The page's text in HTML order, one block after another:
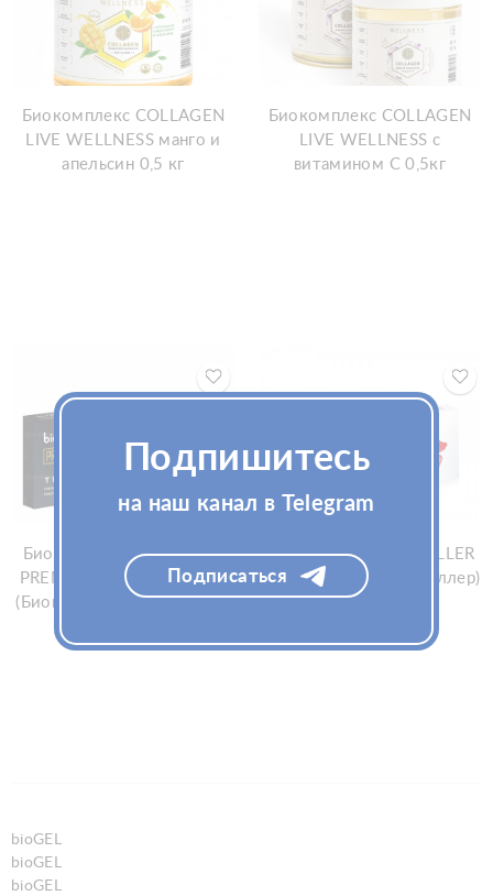
Биокомплекс COLLAGEN
LIVE WELLNESS манго и
апельсин 0,5 кг
Биокомплекс COLLAGEN
LIVE WELLNESS с
витамином С 0,5кг
Биоревитализант bioGEL
PREMIUM T LINE 1х2.2мл
(Биогель Премиум Т Лайн)
Филлер bioGEL LIP FILLER
1 мл (Биогель Лип филлер)
bioGEL
bioGEL
bioGEL
Подпишитесь
на наш канал в Telegram
Подписаться